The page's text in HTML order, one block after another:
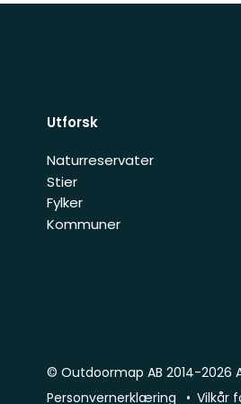
Utforsk
Naturreservater
Stier
Fylker
Kommuner
© Outdoormap AB 2014-2026
Personvernerklæring
Vilkår